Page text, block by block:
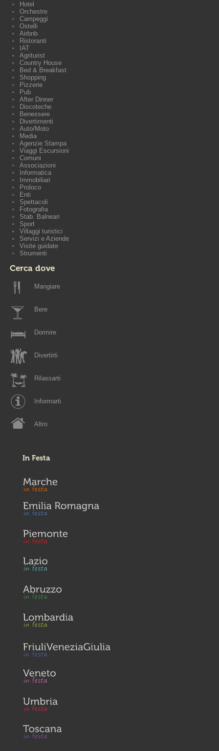
Hotel
Orchestre
Campeggi
Ostelli
Airbnb
Ristoranti
IAT
Agriturist
Country House
Bed & Breakfast
Shopping
Pizzerie
Pub
After Dinner
Discoteche
Benessere
Divertimenti
Auto/Moto
Media
Agenzie Stampa
Viaggi Escursioni
Comuni
Associazioni
Informatica
Immobiliari
Proloco
Enti
Spettacoli
Fotografia
Stab. Balneari
Sport
Villaggi turistici
Servizi e Aziende
Visite guidate
Strumenti
Cerca dove
Mangiare
Bere
Dormire
Divertirti
Rilassarti
Informarti
Altro
In Festa